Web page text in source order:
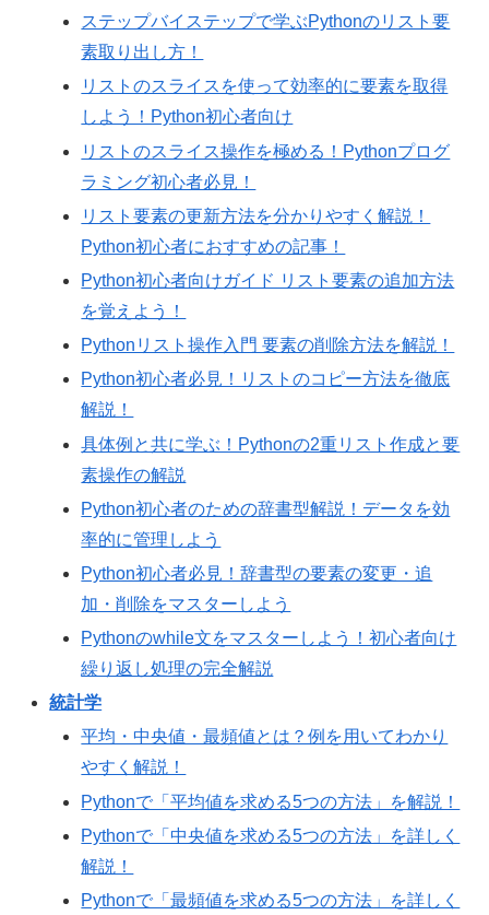
ステップバイステップで学ぶPythonのリスト要
素取り出し方！
リストのスライスを使って効率的に要素を取得
しよう！Python初心者向け
リストのスライス操作を極める！Pythonプログ
ラミング初心者必見！
リスト要素の更新方法を分かりやすく解説！
Python初心者におすすめの記事！
Python初心者向けガイド リスト要素の追加方法
を覚えよう！
Pythonリスト操作入門 要素の削除方法を解説！
Python初心者必見！リストのコピー方法を徹底
解説！
具体例と共に学ぶ！Pythonの2重リスト作成と要
素操作の解説
Python初心者のための辞書型解説！データを効
率的に管理しよう
Python初心者必見！辞書型の要素の変更・追
加・削除をマスターしよう
Pythonのwhile文をマスターしよう！初心者向け
繰り返し処理の完全解説
統計学
平均・中央値・最頻値とは？例を用いてわかり
やすく解説！
Pythonで「平均値を求める5つの方法」を解説！
Pythonで「中央値を求める5つの方法」を詳しく
解説！
Pythonで「最頻値を求める5つの方法」を詳しく